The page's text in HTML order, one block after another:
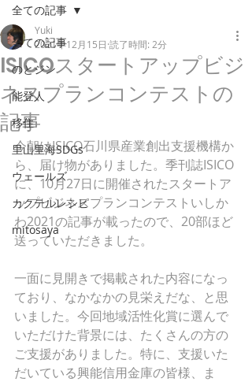
全ての記事
のとジン
能登人
移住
里山里海SDGs
ウェールズ
カクテルレシピ
mitosaya
全ての記事
ISICOスタートアップビジ
ネスプランコンテストの
記事
Yuki
2021年12月15日 読了時間: 2分
今朝はISICO石川県産業創出支援機構か
ら、届け物がありました。季刊誌ISICO
に、10月27日に開催されたスタートア
ップビジネスプランコンテストいしか
わ2021の記事が載ったので、20部ほど
送っていただきました。
一面に見開きで掲載された内容になっ
ており、なかなかの見栄えだな、と思
いました。今回地域活性化賞に選んで
いただけた背景には、たくさんの方の
ご支援がありました。特に、支援いた
だいている興能信用金庫の皆様、ま